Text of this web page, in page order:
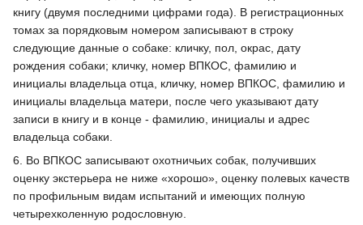
книгу (двумя последними цифрами года). В регистрационных
томах за порядковым номером записывают в строку
следующие данные о собаке: кличку, пол, окрас, дату
рождения собаки; кличку, номер ВПКОС, фамилию и
инициалы владельца отца, кличку, номер ВПКОС, фамилию и
инициалы владельца матери, после чего указывают дату
записи в книгу и в конце - фамилию, инициалы и адрес
владельца собаки.
6. Во ВПКОС записывают охотничьих собак, получивших
оценку экстерьера не ниже «хорошо», оценку полевых качеств
по профильным видам испытаний и имеющих полную
четырехколенную родословную.